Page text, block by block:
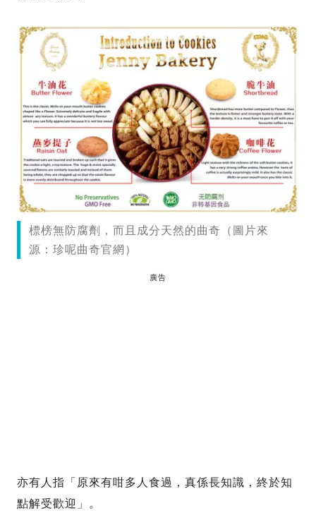
標榜無防腐劑，而且成分天然的曲奇（圖片來
源：珍呢曲奇官網）
廣告
亦有人指「原來有咁多人食過，真係長知識，終於知
點解受歡迎」。